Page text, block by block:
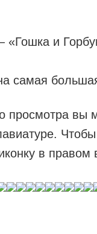
и
самая
просмотра вы
в